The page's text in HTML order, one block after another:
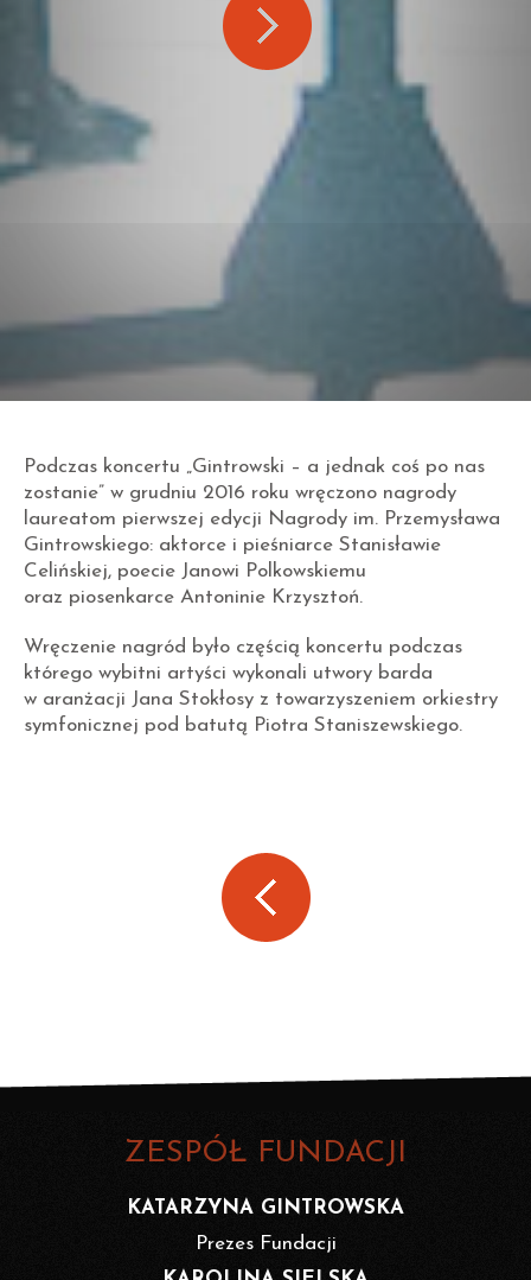
Podczas koncertu „Gintrowski – a jednak coś po nas
zostanie” w grudniu 2016 roku wręczono nagrody
laureatom pierwszej edycji Nagrody im. Przemysława
Gintrowskiego: aktorce i pieśniarce Stanisławie
Celińskiej, poecie Janowi Polkowskiemu
oraz piosenkarce Antoninie Krzysztoń.
Wręczenie nagród było częścią koncertu podczas
którego wybitni artyści wykonali utwory barda
w aranżacji Jana Stokłosy z towarzyszeniem orkiestry
symfonicznej pod batutą Piotra Staniszewskiego.
ZESPÓŁ FUNDACJI
KATARZYNA GINTROWSKA
Prezes Fundacji